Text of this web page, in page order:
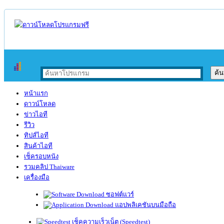
หน้าแรก
ดาวน์โหลด
ข่าวไอที
รีวิว
ทิปส์ไอที
สินค้าไอที
เช็ครอบหนัง
รวมคลิป Thaiware
เครื่องมือ
ซอฟต์แวร์
แอปพลิเคชันบนมือถือ
เช็คความเร็วเน็ต (Speedtest)